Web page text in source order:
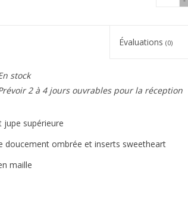
Évaluations(0)
stock
2 à 4 jours ouvrables pour la réception
jupe supérieure
doucement ombrée et inserts sweetheart
maille